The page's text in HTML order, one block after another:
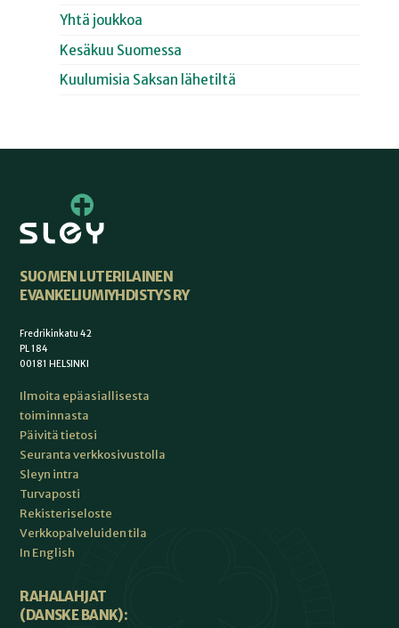
Yhtä joukkoa
Kesäkuu Suomessa
Kuulumisia Saksan lähetiltä
SUOMEN LUTERILAINEN
EVANKELIUMIYHDISTYS RY
Fredrikinkatu 42
PL 184
00181 HELSINKI
Ilmoita epäasiallisesta
toiminnasta
Päivitä tietosi
Seuranta verkkosivustolla
Sleyn intra
Turvaposti
Rekisteriseloste
Verkkopalveluiden tila
In English
RAHALAHJAT
(DANSKE BANK):